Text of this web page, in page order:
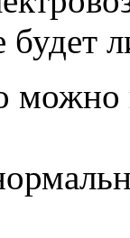
можно